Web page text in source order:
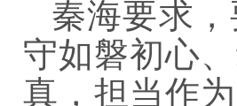
秦海要求
守如磐初心
真，担当作